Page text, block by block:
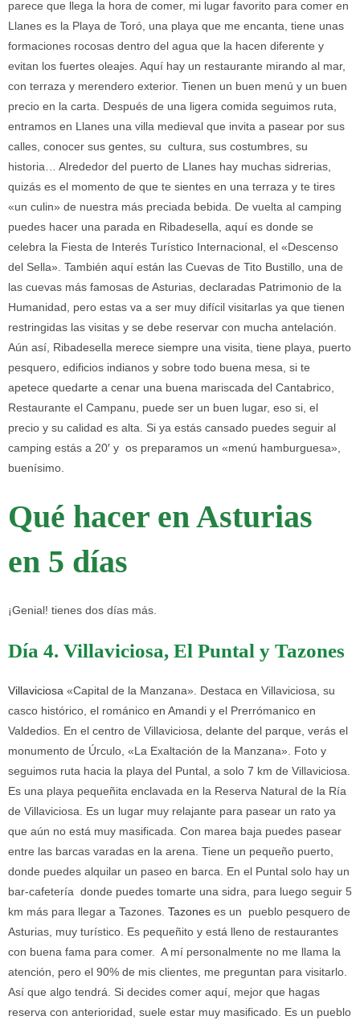
parece que llega la hora de comer, mi lugar favorito para comer en
Llanes es la Playa de Toró, una playa que me encanta, tiene unas
formaciones rocosas dentro del agua que la hacen diferente y
evitan los fuertes oleajes. Aquí hay un restaurante mirando al mar,
con terraza y merendero exterior. Tienen un buen menú y un buen
precio en la carta. Después de una ligera comida seguimos ruta,
entramos en Llanes una villa medieval que invita a pasear por sus
calles, conocer sus gentes, su cultura, sus costumbres, su
historia… Alrededor del puerto de Llanes hay muchas sidrerias,
quizás es el momento de que te sientes en una terraza y te tires
«un culin» de nuestra más preciada bebida. De vuelta al camping
puedes hacer una parada en Ribadesella, aquí es donde se
celebra la Fiesta de Interés Turístico Internacional, el «Descenso
del Sella». También aquí están las Cuevas de Tito Bustillo, una de
las cuevas más famosas de Asturias, declaradas Patrimonio de la
Humanidad, pero estas va a ser muy difícil visitarlas ya que tienen
restringidas las visitas y se debe reservar con mucha antelación.
Aún así, Ribadesella merece siempre una visita, tiene playa, puerto
pesquero, edificios indianos y sobre todo buena mesa, si te
apetece quedarte a cenar una buena mariscada del Cantabrico,
Restaurante el Campanu, puede ser un buen lugar, eso si, el
precio y su calidad es alta. Si ya estás cansado puedes seguir al
camping estás a 20′ y os preparamos un «menú hamburguesa»,
buenísimo.
Qué hacer en Asturias
en 5 días
¡Genial! tienes dos días más.
Día 4. Villaviciosa, El Puntal y Tazones
Villaviciosa «Capital de la Manzana». Destaca en Villaviciosa, su
casco histórico, el románico en Amandi y el Prerrómanico en
Valdedios. En el centro de Villaviciosa, delante del parque, verás el
monumento de Úrculo, «La Exaltación de la Manzana». Foto y
seguimos ruta hacia la playa del Puntal, a solo 7 km de Villaviciosa.
Es una playa pequeñita enclavada en la Reserva Natural de la Ría
de Villaviciosa. Es un lugar muy relajante para pasear un rato ya
que aún no está muy masificada. Con marea baja puedes pasear
entre las barcas varadas en la arena. Tiene un pequeño puerto,
donde puedes alquilar un paseo en barca. En el Puntal solo hay un
bar-cafetería donde puedes tomarte una sidra, para luego seguir 5
km más para llegar a Tazones. Tazones es un pueblo pesquero de
Asturias, muy turístico. Es pequeñito y está lleno de restaurantes
con buena fama para comer. A mí personalmente no me llama la
atención, pero el 90% de mis clientes, me preguntan para visitarlo.
Así que algo tendrá. Si decides comer aquí, mejor que hagas
reserva con anterioridad, suele estar muy masificado. Es un pueblo